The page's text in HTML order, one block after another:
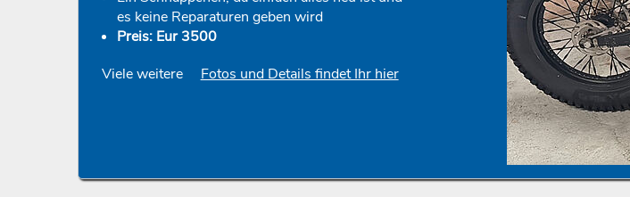
es keine Reparaturen geben wird
Preis: Eur 3500
Viele weitere
Fotos und Details findet Ihr hier